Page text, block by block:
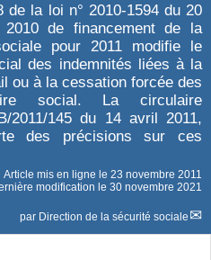
de la loi n° 2010-1594 du 20
2010 de financement de la
pour 2011 modifie le
des indemnités liées à la
ou à la cessation forcée des
social. La circulaire
2011/145 du 14 avril 2011,
des précisions sur ces
Article mis en ligne le 23 novembre 2011
modification le 30 novembre 2021
par Direction de la sécurité sociale